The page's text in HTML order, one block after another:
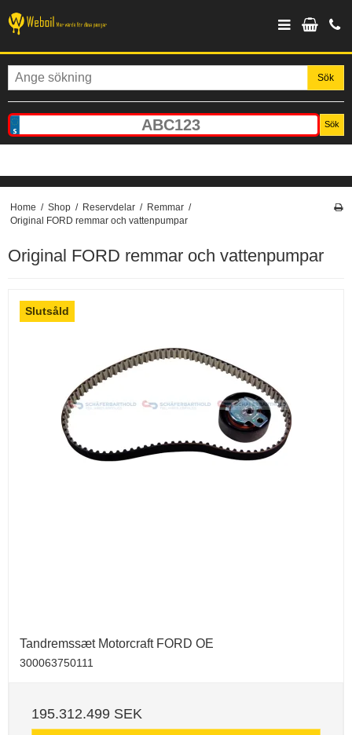
Sök
Sök
Home / Shop / Reservdelar / Remmar /
Original FORD remmar och vattenpumpar
Original FORD remmar och vattenpumpar
Slutsåld
Tandremssæt Motorcraft FORD OE
300063750111
195.312.499 SEK